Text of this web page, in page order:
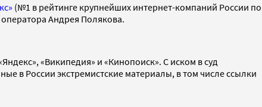
(№1 в рейтинге крупнейших интернет-компаний России по
Андрея Полякова.
«Википедия» и «Кинопоиск». С иском в суд
в России экстремистские материалы, в том числе ссылки